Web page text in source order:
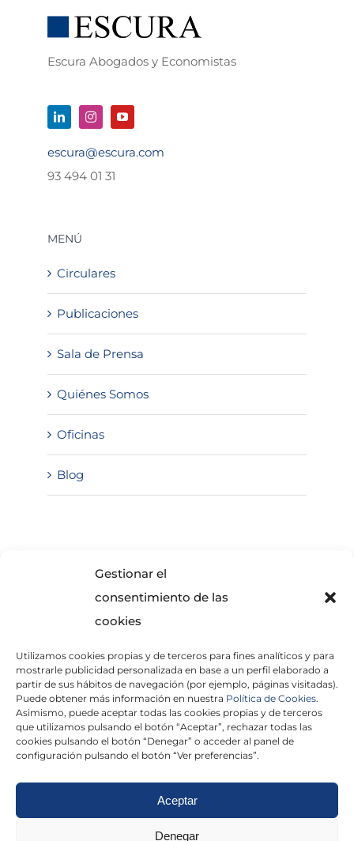
Gestionar el
consentimiento de las
cookies
Utilizamos cookies propias y de terceros para fines analíticos y para
mostrarle publicidad personalizada en base a un perfil elaborado a
partir de sus hábitos de navegación (por ejemplo, páginas visitadas).
Puede obtener más información en nuestra Política de Cookies.
Asimismo, puede aceptar todas las cookies propias y de terceros
que utilizamos pulsando el botón “Aceptar”, rechazar todas las
cookies pulsando el botón “Denegar” o acceder al panel de
configuración pulsando el botón “Ver preferencias”.
Aceptar
Denegar
Escura Abogados y Economistas
escura@escura.com
93 494 01 31
MENÚ
Circulares
Publicaciones
Sala de Prensa
Quiénes Somos
Oficinas
Blog
He leído y acepto laPolítica de Privacidad
Politica de cookies|Aviso Legal